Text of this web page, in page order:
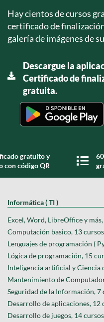
Hay cientos de cursos
certificado de
galería de imágenes de
Descargue la
Certificado de
gratuita.
gratuito y
con código QR
Informática ( TI )
Excel, Word, LibreOffice y
Computación basico, 13
Lenguajes de programación (
Lógica de programación, 15
Inteligencia artificial y Ciencia
Mantenimiento de
Seguridad de la Información, 7
Desarrollo de aplicaciones, 12
Desarrollo de juegos, 14